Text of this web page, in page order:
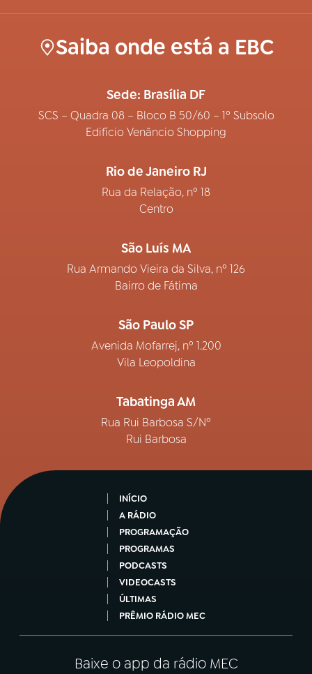
Saiba onde está a EBC
Sede: Brasília DF
SCS – Quadra 08 – Bloco B 50/60 – 1º Subsolo
Edifício Venâncio Shopping
Rio de Janeiro RJ
Rua da Relação, nº 18
Centro
São Luís MA
Rua Armando Vieira da Silva, nº 126
Bairro de Fátima
São Paulo SP
Avenida Mofarrej, nº 1.200
Vila Leopoldina
Tabatinga AM
Rua Rui Barbosa S/Nº
Rui Barbosa
INÍCIO
A RÁDIO
PROGRAMAÇÃO
PROGRAMAS
PODCASTS
VIDEOCASTS
ÚLTIMAS
PRÊMIO RÁDIO MEC
Baixe o app da rádio MEC